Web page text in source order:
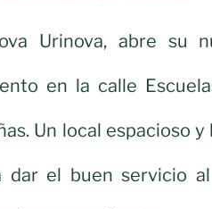
Urinova, abre su
en la calle
Un local espacioso y
dar el buen servicio